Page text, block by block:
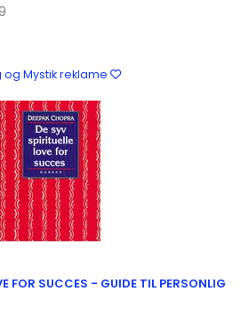
og Mystik reklame
FOR SUCCES - GUIDE TIL PERSONLIG